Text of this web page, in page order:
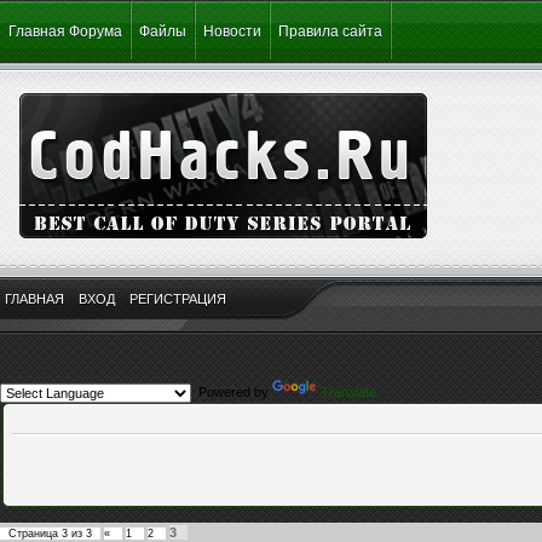
Главная Форума Файлы Новости Правила сайта
ГЛАВНАЯ ВХОД РЕГИСТРАЦИЯ
Powered by Translate
Страница 3 из 3 « 1 2
3